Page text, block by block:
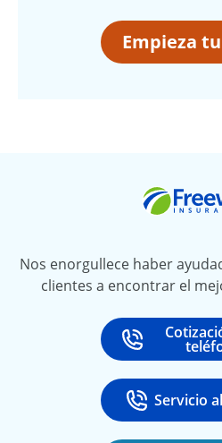
Empieza
Nos enorgullece haber
clientes a encontrar el
Call
at
Call
Servicio
at